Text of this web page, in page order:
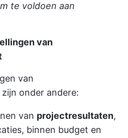
te voldoen aan
van
van
onder andere:
van projectresultaten,
binnen budget en